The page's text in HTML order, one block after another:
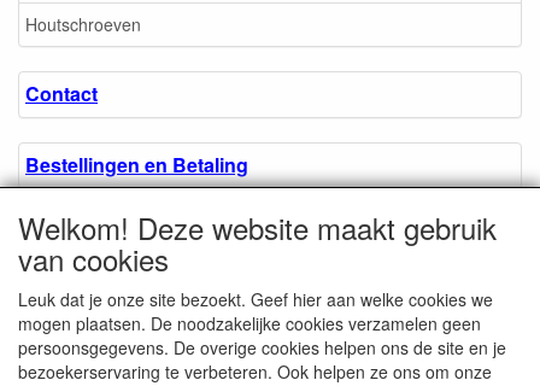
Houtschroeven
Contact
Bestellingen en Betaling
Algemene voorwaarden
Over ons.
Privacyverklaring
Welkom! Deze website maakt gebruik
van cookies
Leuk dat je onze site bezoekt. Geef hier aan welke cookies we
mogen plaatsen. De noodzakelijke cookies verzamelen geen
persoonsgegevens. De overige cookies helpen ons de site en je
bezoekerservaring te verbeteren. Ook helpen ze ons om onze